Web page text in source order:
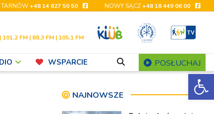
TARNÓW+48 14 627 50 50 NOWY SĄCZ+48 18 449 06 00
101,2 FM | 88,3 FM | 105,1 FM
WSPARCIE POSŁUCHAJ
NAJNOWSZE